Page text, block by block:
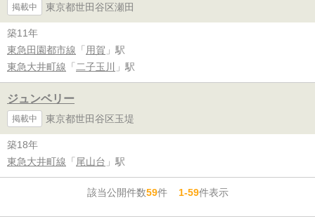
掲載中 東京都世田谷区瀬田
築11年
東急田園都市線 「 用賀 」駅
東急大井町線 「 二子玉川 」駅
ジュンベリー
掲載中 東京都世田谷区玉堤
築18年
東急大井町線 「 尾山台 」駅
該当公開件数59件1-59件表示